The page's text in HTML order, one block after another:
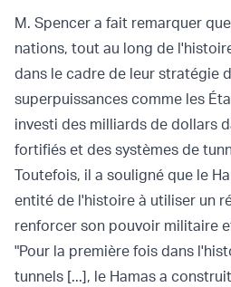
M. Spencer a fait remarquer
nations, tout au long de
dans le cadre de leur stratégie
superpuissances comme les
investi des milliards de dollars
fortifiés et des systèmes de
Toutefois, il a souligné que le
entité de l'histoire à utiliser un
renforcer son pouvoir militaire
"Pour la première fois dans
tunnels [...], le Hamas a